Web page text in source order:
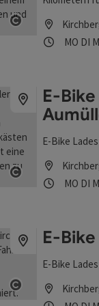
Copyright
ist jener von
einer der
Tour
Quelle Ihre
Altersstufe
MO DI
Copyright
Fischgasthof
E-
E-Bike
MO DI
Copyright
Umkehrschleife
E-
E-Bike